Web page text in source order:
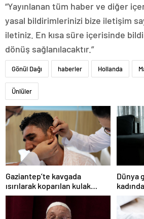
“Yayınlanan tüm haber ve diğer
yasal bildirimlerinizi bize iletişim
iletiniz. En kısa süre içerisinde
dönüş sağlanılacaktır.”
Gönül Dağı haberler Hollanda
Ünlüler
Gaziantep’te kavgada
ısırılarak koparılan kulak
memesi yerine dikildi
Dünya
1’i